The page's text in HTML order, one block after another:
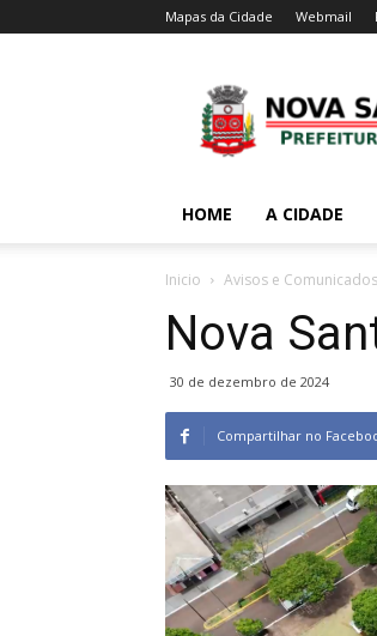
Mapas da Cidade Webmail
HOME A CIDADE
Inicio Avisos e Comunicados
Nova
30 de dezembro de 2024
Compartilhar no